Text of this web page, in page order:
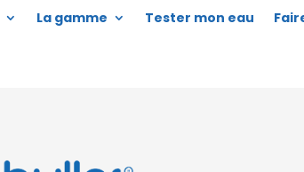
La gamme Tester mon eau